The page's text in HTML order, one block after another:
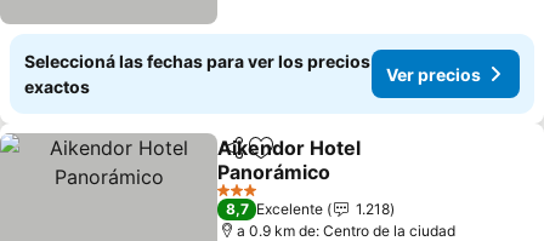
Seleccioná las fechas para ver los precios
exactos
Ver precios
CompartirAñadir a favoritos
Aikendor Hotel
Panorámico
3 Estrellas
8,7 Excelente
1.218
a 0.9 km de: Centro de la ciudad